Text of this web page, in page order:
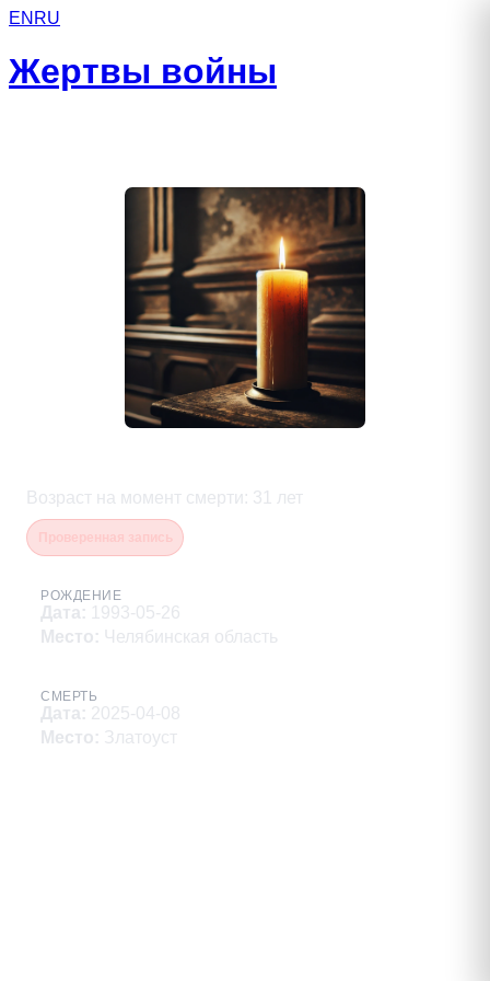
EN RU
Жертвы войны
Возраст на момент смерти : 31 лет
РОЖДЕНИЕ
Дата: 1993-05-26
Место: Челябинская область
СМЕРТЬ
Дата: 2025-04-08
Место: Златоуст